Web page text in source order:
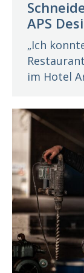
APS
„Ich
im Hotel